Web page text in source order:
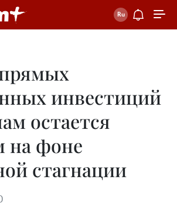
инвестиций
остается
на фоне
стагнации